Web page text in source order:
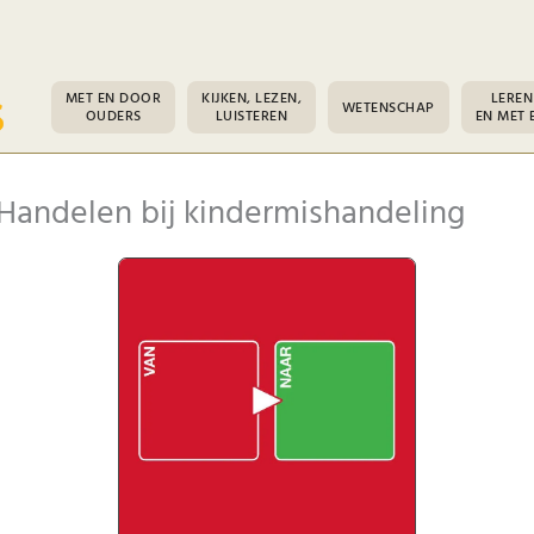
MET EN DOOR
OUDERS
KIJKEN, LEZEN,
LUISTEREN WETENSCHAP EN MET
bij kindermishandeling